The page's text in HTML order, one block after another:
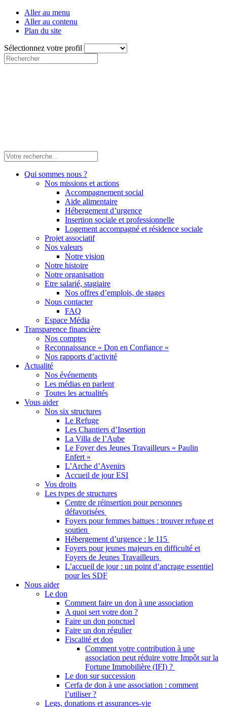
Aller au menu
Aller au contenu
Plan du site
Sélectionnez votre profil
Qui sommes nous ?
Nos missions et actions
Accompagnement social
Aide alimentaire
Hébergement d’urgence
Insertion sociale et professionnelle
Logement accompagné et résidence sociale
Projet associatif
Nos valeurs
Notre vision
Notre histoire
Notre organisation
Etre salarié, stagiaire
Nos offres d’emplois, de stages
Nous contacter
FAQ
Espace Média
Transparence financière
Nos comptes
Reconnaissance « Don en Confiance »
Nos rapports d’activité
Actualité
Nos événements
Les médias en parlent
Toutes les actualités
Vous aider
Nos six structures
Le Refuge
Les Chantiers d’Insertion
La Villa de l’Aube
Le Foyer des Jeunes Travailleurs « Paulin
Enfert »
L’Arche d’Avenirs
Accueil de jour ESI
Vos droits
Les types de structures
Centre de réinsertion pour personnes
défavorisées
Foyers pour femmes battues : trouver refuge et
soutien
Hébergement d’urgence : le 115
Foyers pour jeunes majeurs en difficulté et
Foyers de Jeunes Travailleurs
L’accueil de jour : un point d’ancrage essentiel
pour les SDF
Nous aider
Le don
Comment faire un don à une association
A quoi sert votre don ?
Faire un don ponctuel
Faire un don régulier
Fiscalité et don
Comment votre contribution à une
association peut réduire votre Impôt sur la
Fortune Immobilière (IFI) ?
Le don sur succession
Cerfa de don à une association : comment
l’utiliser ?
Legs, donations et assurances-vie